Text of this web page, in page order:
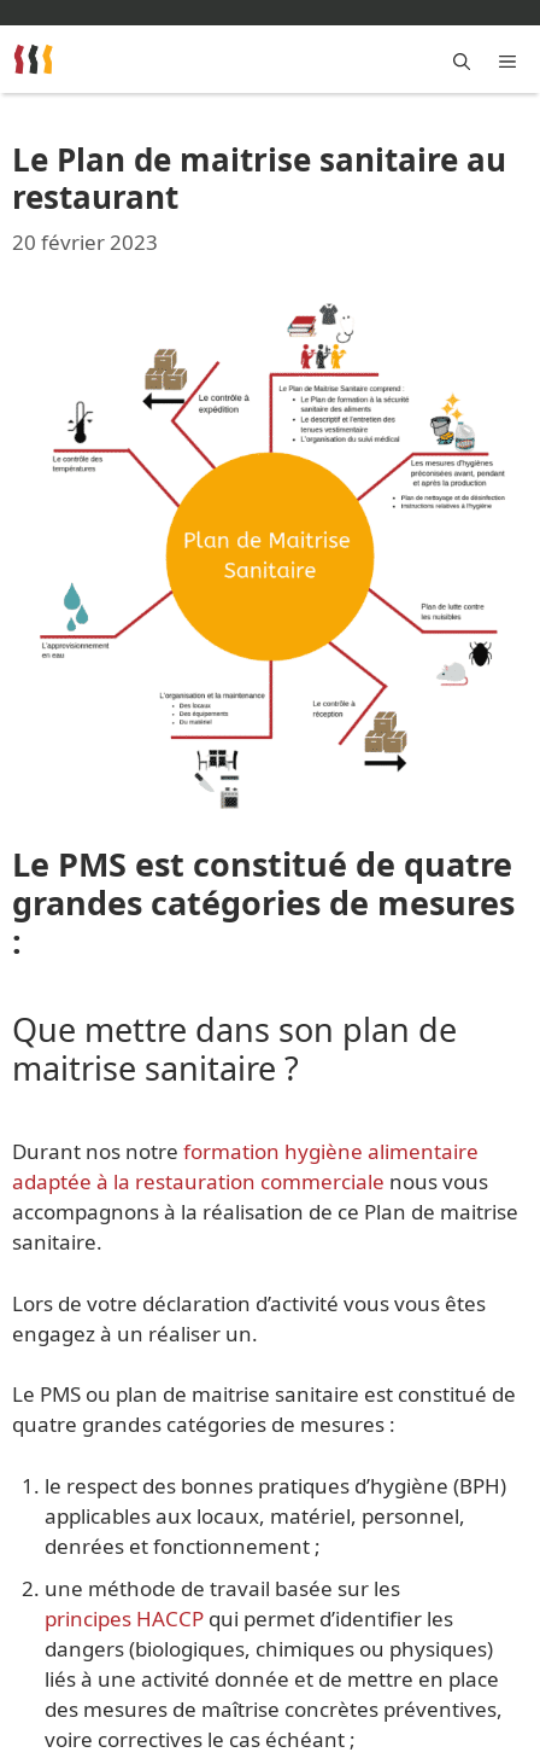
au
contenu
Le Plan de maitrise sanitaire au
restaurant
20 février 2023
Le PMS est constitué de quatre
grandes catégories de mesures
:
Que mettre dans son plan de
maitrise sanitaire ?
Durant nos notre formation hygiène alimentaire
adaptée à la restauration commerciale nous vous
accompagnons à la réalisation de ce Plan de maitrise
sanitaire.
Lors de votre déclaration d’activité vous vous êtes
engagez à un réaliser un.
Le PMS ou plan de maitrise sanitaire est constitué de
quatre grandes catégories de mesures :
le respect des bonnes pratiques d’hygiène (BPH)
applicables aux locaux, matériel, personnel,
denrées et fonctionnement ;
une méthode de travail basée sur les
principes HACCP qui permet d’identifier les
dangers (biologiques, chimiques ou physiques)
liés à une activité donnée et de mettre en place
des mesures de maîtrise concrètes préventives,
voire correctives le cas échéant ;